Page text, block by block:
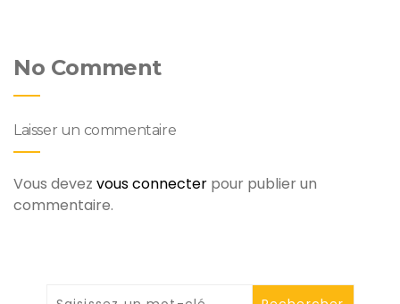
No Comment
Laisser un commentaire
Vous devez vous connecter pour publier un
commentaire.